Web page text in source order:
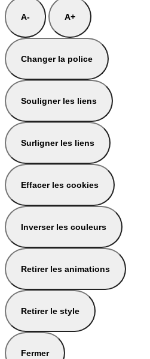
A- A+
Changer la police
Souligner les liens
Surligner les liens
Effacer les cookies
Inverser les couleurs
Retirer les animations
Retirer le style
Fermer